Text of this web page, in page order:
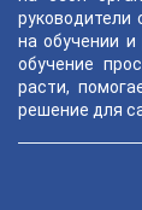
руководители
на обучении
обучение
расти,
решение для